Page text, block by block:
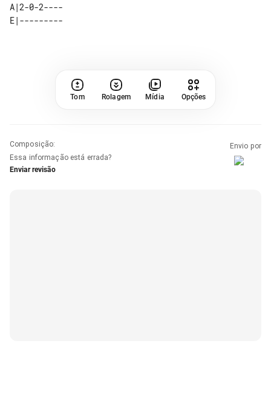
A|2-0-2----
Tom Rolagem Mídia Opções
Composição:
Essa informação está errada?
Enviar revisão
Envio por